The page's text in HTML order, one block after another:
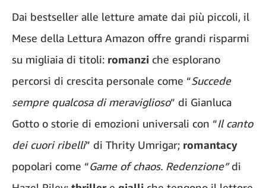
Dai bestseller alle letture amate dai più piccoli, il
Mese della Lettura Amazon offre grandi risparmi
su migliaia di titoli: romanzi che esplorano
percorsi di crescita personale come “Succede
sempre qualcosa di meraviglioso” di Gianluca
Gotto o storie di emozioni universali con “Il canto
dei cuori ribelli” di Thrity Umrigar; romantacy
popolari come “Game of chaos. Redenzione”di